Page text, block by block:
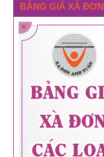
BẢNG GIÁ XÀ ĐƠN